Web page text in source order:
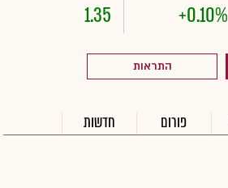
+0.10%
1.35
התראות
פורום חדשות